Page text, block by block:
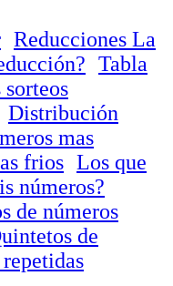
Reducciones La
Tabla
sorteos
Distribución
mas
frios Los que
números?
de números
de